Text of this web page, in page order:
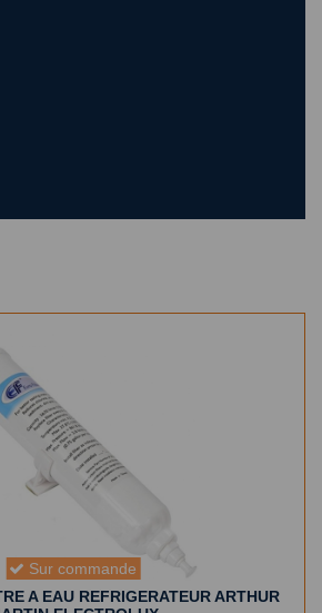
Sur commande
A EAU REFRIGERATEUR ARTHUR